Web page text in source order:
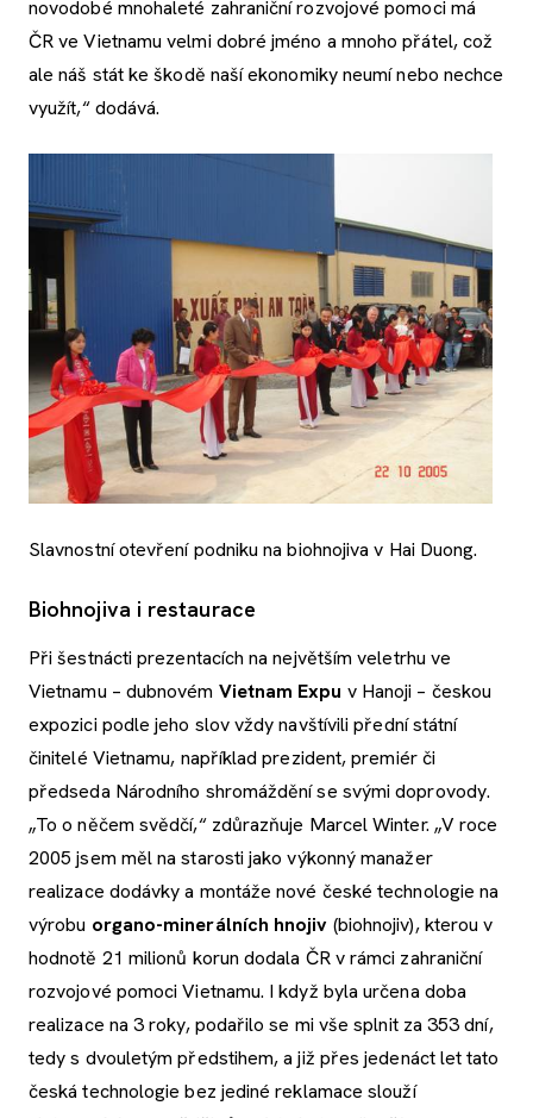
novodobé mnohaleté zahraniční rozvojové pomoci má
ČR ve Vietnamu velmi dobré jméno a mnoho přátel, což
ale náš stát ke škodě naší ekonomiky neumí nebo nechce
využít,“ dodává.
Slavnostní otevření podniku na biohnojiva v Hai Duong.
Biohnojiva i restaurace
Při šestnácti prezentacích na největším veletrhu ve
Vietnamu – dubnovém Vietnam Expu v Hanoji – českou
expozici podle jeho slov vždy navštívili přední státní
činitelé Vietnamu, například prezident, premiér či
předseda Národního shromáždění se svými doprovody.
„To o něčem svědčí,“ zdůrazňuje Marcel Winter. „V roce
2005 jsem měl na starosti jako výkonný manažer
realizace dodávky a montáže nové české technologie na
výrobu organo-minerálních hnojiv (biohnojiv), kterou v
hodnotě 21 milionů korun dodala ČR v rámci zahraniční
rozvojové pomoci Vietnamu. I když byla určena doba
realizace na 3 roky, podařilo se mi vše splnit za 353 dní,
tedy s dvouletým předstihem, a již přes jedenáct let tato
česká technologie bez jediné reklamace slouží